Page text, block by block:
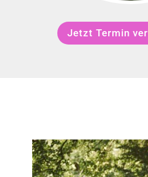
Jetzt Termin